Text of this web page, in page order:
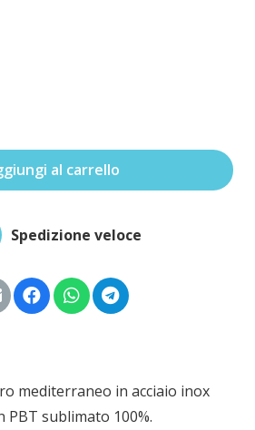
al carrello
Spedizione veloce
mediterraneo in acciaio inox
PBT sublimato 100%.